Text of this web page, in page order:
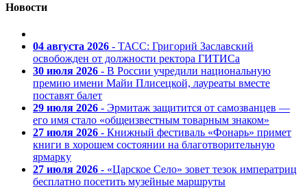
Новости
04 августа 2026 - ТАСС: Григорий Заславский
освобожден от должности ректора ГИТИСа
30 июля 2026 - В России учредили национальную
премию имени Майи Плисецкой, лауреаты вместе
поставят балет
29 июля 2026 - Эрмитаж защитится от самозванцев —
его имя стало «общеизвестным товарным знаком»
27 июля 2026 - Книжный фестиваль «Фонарь» примет
книги в хорошем состоянии на благотворительную
ярмарку
27 июля 2026 - «Царское Село» зовет тезок императриц
бесплатно посетить музейные маршруты